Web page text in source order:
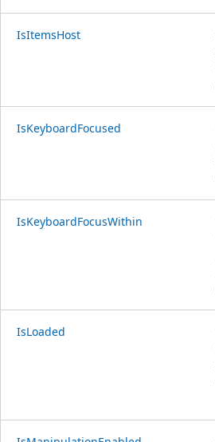
IsItemsHost
IsKeyboardFocused
IsKeyboardFocusWithin
IsLoaded